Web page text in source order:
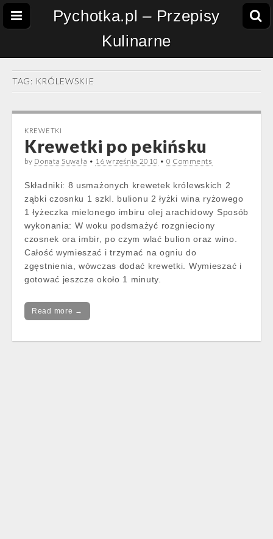
Pychotka.pl – Przepisy
Kulinarne
TAG: KRÓLEWSKIE
KREWETKI
Krewetki po pekińsku
by Donata Suwała • 16 września 2010 • 0 Comments
Składniki: 8 usmażonych krewetek królewskich 2
ząbki czosnku 1 szkl. bulionu 2 łyżki wina ryżowego
1 łyżeczka mielonego imbiru olej arachidowy Sposób
wykonania: W woku podsmażyć rozgnieciony
czosnek ora imbir, po czym wlać bulion oraz wino.
Całość wymieszać i trzymać na ogniu do
zgęstnienia, wówczas dodać krewetki. Wymieszać i
gotować jeszcze około 1 minuty.
Read more →